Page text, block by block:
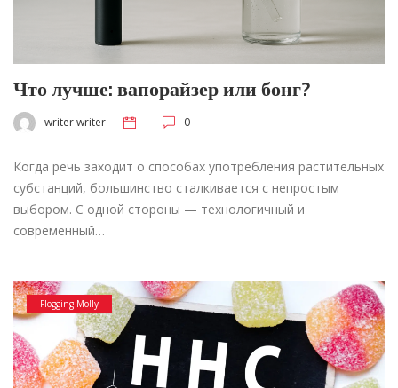
Что лучше: вапорайзер или бонг?
writer writer 0
Когда речь заходит о способах употребления растительных
субстанций, большинство сталкивается с непростым
выбором. С одной стороны — технологичный и
современный…
Flogging Molly